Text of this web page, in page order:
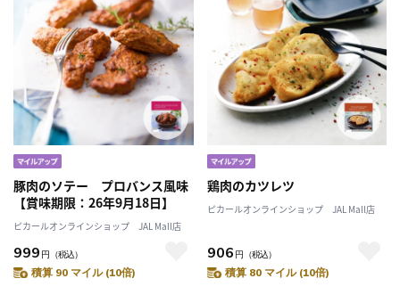
豚肉のソテー プロバンス風味
【賞味期限：26年9月18日】
ピカールオンラインショップ JAL Mall店
999 円 （税込）
積算 90 マイル (10倍)
鶏肉のカツレツ
ピカールオンラインショップ JAL Mall店
906 円 （税込）
積算 80 マイル (10倍)